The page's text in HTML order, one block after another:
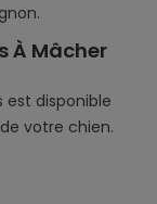
À Mâcher
est disponible
votre chien.